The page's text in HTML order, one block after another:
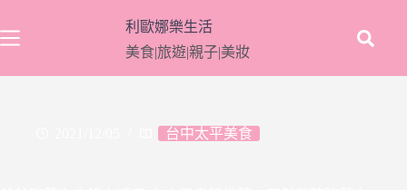
至
要
利歐娜樂生活
美食|旅遊|親子|美妝
台中太平美食